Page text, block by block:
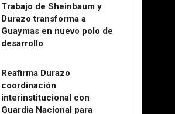
Trabajo de Sheinbaum y
Durazo transforma a
Guaymas en nuevo polo de
desarrollo
Reafirma Durazo
coordinación
interinstitucional con
Guardia Nacional para